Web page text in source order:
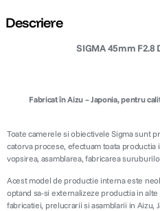
Descriere
SIGMA 45mm F2.8
Fabricat în Aizu – Japonia, pentru
Toate camerele si obiectivele Sigma sunt
catorva procese, efectuam toata
vopsirea, asamblarea, fabricarea
Acest model de productie interna este
optand sa-si externalizeze productia in
fabricatiei, prelucrarii si asamblarii in